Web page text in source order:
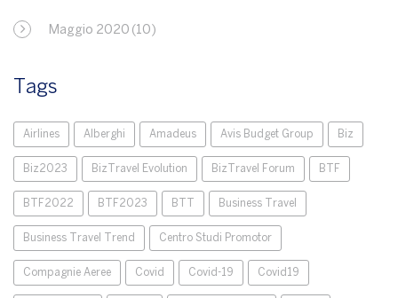
Maggio 2020 (10)
Tags
Airlines Alberghi Amadeus Avis Budget Group Biz
Biz2023 BizTravel Evolution BizTravel Forum BTF
BTF2022 BTF2023 BTT Business Travel
Business Travel Trend Centro Studi Promotor
Compagnie Aeree Covid Covid-19 Covid19